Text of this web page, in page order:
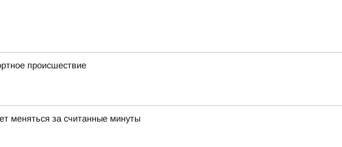
происшествие
меняться за считанные минуты